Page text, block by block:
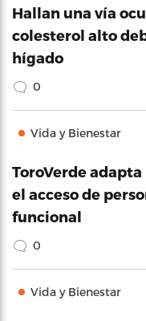
Hallan una vía
colesterol alto
hígado
0
Vida y Bienestar
ToroVerde
el acceso de
funcional
0
Vida y Bienestar